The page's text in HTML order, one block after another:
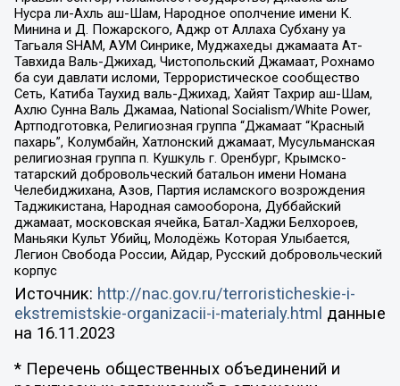
Нусра ли-Ахль аш-Шам, Народное ополчение имени К.
Минина и Д. Пожарского, Аджр от Аллаха Субхану уа
Тагьаля SHAM, АУМ Синрике, Муджахеды джамаата Ат-
Тавхида Валь-Джихад, Чистопольский Джамаат, Рохнамо
ба суи давлати исломи, Террористическое сообщество
Сеть, Катиба Таухид валь-Джихад, Хайят Тахрир аш-Шам,
Ахлю Сунна Валь Джамаа, National Socialism/White Power,
Артподготовка, Религиозная группа “Джамаат “Красный
пахарь”, Колумбайн, Хатлонский джамаат, Мусульманская
религиозная группа п. Кушкуль г. Оренбург, Крымско-
татарский добровольческий батальон имени Номана
Челебиджихана, Азов, Партия исламского возрождения
Таджикистана, Народная самооборона, Дуббайский
джамаат, московская ячейка, Батал-Хаджи Белхороев,
Маньяки Культ Убийц, Молодёжь Которая Улыбается,
Легион Свобода России, Айдар, Русский добровольческий
корпус
Источник: http://nac.gov.ru/terroristicheskie-i-
ekstremistskie-organizacii-i-materialy.html данные
на 16.11.2023
* Перечень общественных объединений и